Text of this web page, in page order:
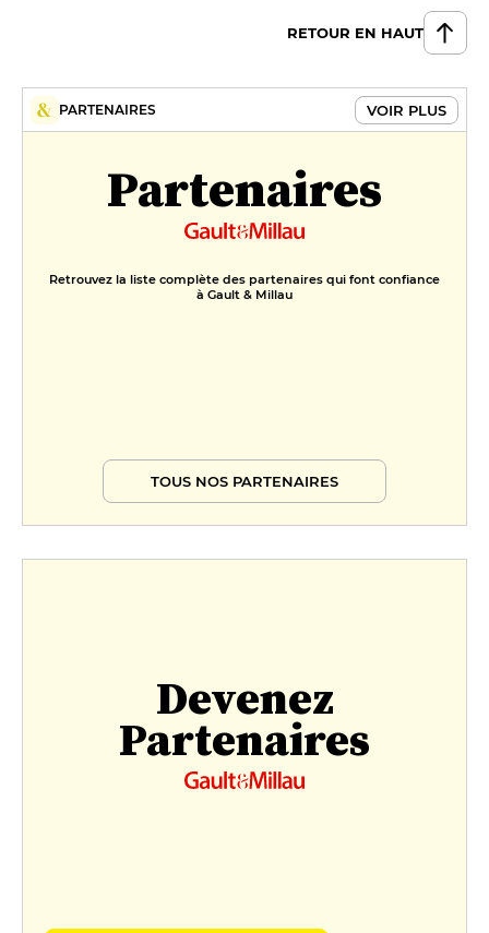
RETOUR EN HAUT
PARTENAIRES VOIR PLUS
Partenaires
Retrouvez la liste complète des partenaires qui font confiance
à Gault & Millau
TOUS NOS PARTENAIRES
Devenez
Partenaires